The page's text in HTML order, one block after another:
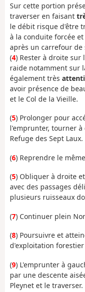
Sur cette portion
traverser en faisant
le débit risque d'être
à la conduite forcée
après un carrefour de
(4) Rester à droite sur
raide notamment sur
également très
avoir présence de
et le Col de la Vieille.
(5) Prolonger pour
l'emprunter, tourner
Refuge des Sept Laux.
(6) Reprendre le
(5) Obliquer à droite
avec des passages
plusieurs ruisseaux
(7) Continuer plein
(8) Poursuivre et
d'exploitation
(9) L'emprunter à
par une descente
Pleynet et le traverser.